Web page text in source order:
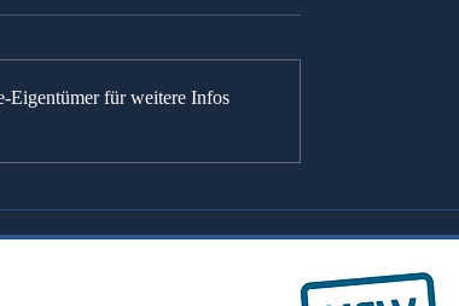
Ihr
Zinsrisiko: Absicherung
Eigentümer für weitere Infos